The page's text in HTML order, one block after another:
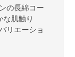
の長綿コー
な肌触り
リエーショ